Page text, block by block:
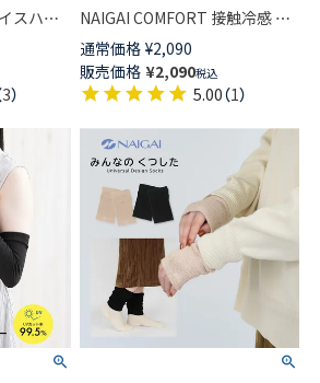
スハウ
スー
UVカ
】
3）
NAIGAI COMFORT 接触冷感 ア
イスハウス リブアームカバー
ロング丈 48cm 無地 ナイガイ
製・ひんやり UVカット 【365日
最短翌日発送】03072525
通常価格 ¥2,090
販売価格 ¥2,090税込
5.00（1）